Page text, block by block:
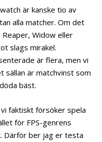
är kanske tio av
alla matcher. Om det
Widow eller
slags mirakel.
är flera, men vi
sällan är matchvinst som
bäst.
faktiskt försöker spela
för FPS-genrens
Därför ber jag er testa